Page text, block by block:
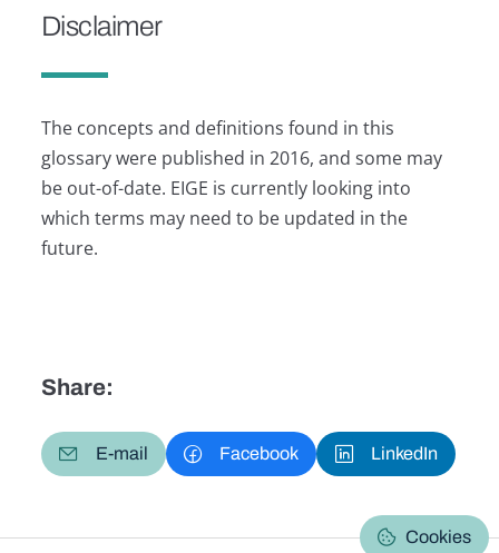
Disclaimer
The concepts and definitions found in this
glossary were published in 2016, and some may
be out-of-date. EIGE is currently looking into
which terms may need to be updated in the
future.
Share:
E-mail Facebook LinkedIn
Cookies